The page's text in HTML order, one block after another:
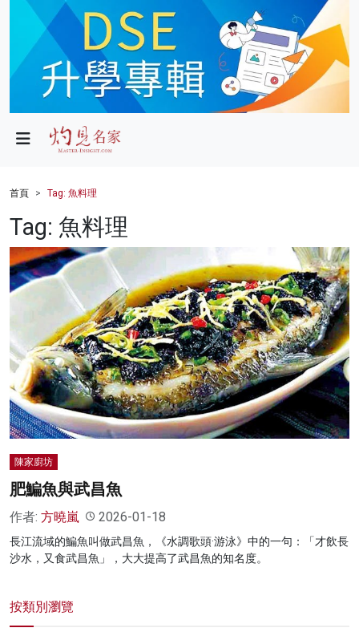
政局
財經
健康
商業
影片
名家榜
灼見活動
首頁 Tag: 魚料理
Tag: 魚料理
陳家廚坊
肥鯿魚與武昌魚
作者: 方曉嵐 2026-01-18
長江流域的鯿魚叫做武昌魚，《水調歌頭·游泳》中的一句：「才飲長
沙水，又食武昌魚」，大大提高了武昌魚的知名度。
按類別瀏覽